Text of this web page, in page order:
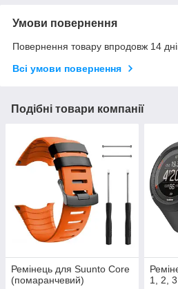
Умови повернення
Повернення товару впродовж 14
Всі умови повернення
Подібні товари компанії
Ремінець для Suunto Core
(помаранчевий)
1, 2,